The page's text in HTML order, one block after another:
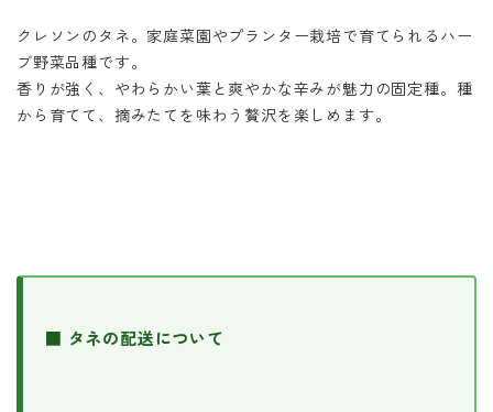
クレソンのタネ。家庭菜園やプランター栽培で育てられるハー
ブ野菜品種です。
香りが強く、やわらかい葉と爽やかな辛みが魅力の固定種。種
から育てて、摘みたてを味わう贅沢を楽しめます。
■ タネの配送について